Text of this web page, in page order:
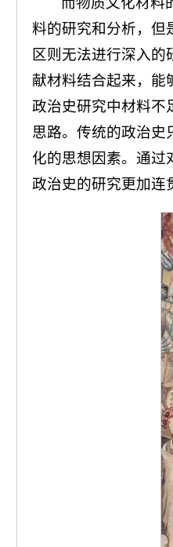
料的研究和分析，但
区则无法进行深入
献材料结合起来，能
政治史研究中材料不
思路。传统的政治史
化的思想因素。通过
政治史的研究更加连